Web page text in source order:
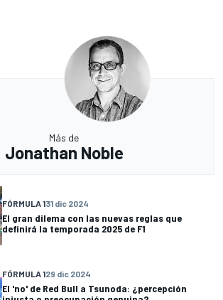
Más de
Jonathan Noble
FÓRMULA 131 dic 2024
El gran dilema con las nuevas reglas que
definirá la temporada 2025 de F1
FÓRMULA 129 dic 2024
El 'no' de Red Bull a Tsunoda: ¿percepción